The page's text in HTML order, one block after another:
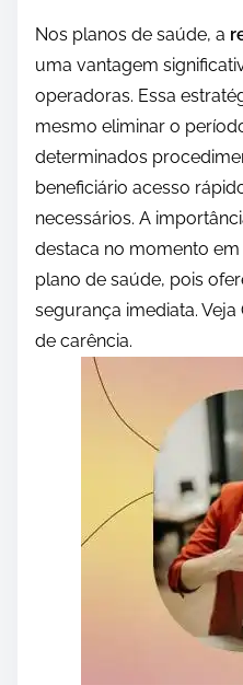
Nos planos de saúde, a
uma vantagem
operadoras. Essa
mesmo eliminar o
determinados
beneficiário acesso
necessários. A
destaca no momento
plano de saúde, pois
segurança imediata.
de carência.